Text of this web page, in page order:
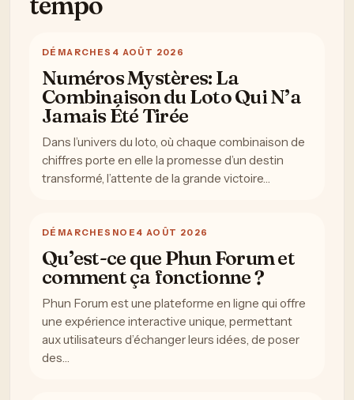
DÉMARCHES 4 AOÛT 2026
Numéros Mystères: La
Combinaison du Loto Qui N’a
Jamais Été Tirée
Dans l’univers du loto, où chaque combinaison de
chiffres porte en elle la promesse d’un destin
transformé, l’attente de la grande victoire…
DÉMARCHES NOE 4 AOÛT 2026
Qu’est-ce que Phun Forum et
comment ça fonctionne ?
Phun Forum est une plateforme en ligne qui offre
une expérience interactive unique, permettant
aux utilisateurs d’échanger leurs idées, de poser
des…